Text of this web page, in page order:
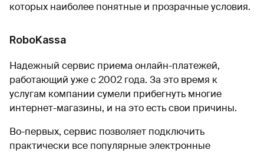
которых наиболее понятные и прозрачные условия.
RoboKassa
Надежный сервис приема онлайн-платежей,
работающий уже с 2002 года. За это время к
услугам компании сумели прибегнуть многие
интернет-магазины, и на это есть свои причины.
Во-первых, сервис позволяет подключить
практически все популярные электронные